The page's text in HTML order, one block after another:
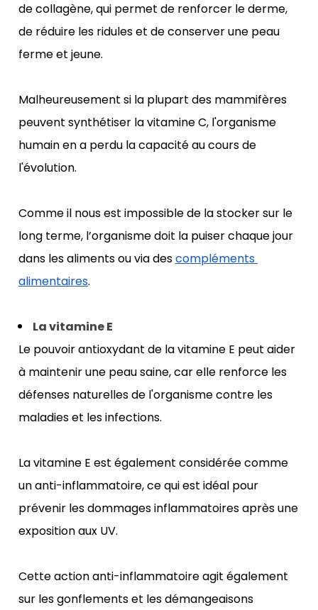
de collagène, qui permet de renforcer le derme,
de réduire les ridules et de conserver une peau
ferme et jeune.
Malheureusement si la plupart des mammifères
peuvent synthétiser la vitamine C, l'organisme
humain en a perdu la capacité au cours de
l'évolution.
Comme il nous est impossible de la stocker sur le
long terme, l’organisme doit la puiser chaque jour
dans les aliments ou via des compléments
alimentaires.
La vitamine E
Le pouvoir antioxydant de la vitamine E peut aider
à maintenir une peau saine, car elle renforce les
défenses naturelles de l'organisme contre les
maladies et les infections.
La vitamine E est également considérée comme
un anti-inflammatoire, ce qui est idéal pour
prévenir les dommages inflammatoires après une
exposition aux UV.
Cette action anti-inflammatoire agit également
sur les gonflements et les démangeaisons